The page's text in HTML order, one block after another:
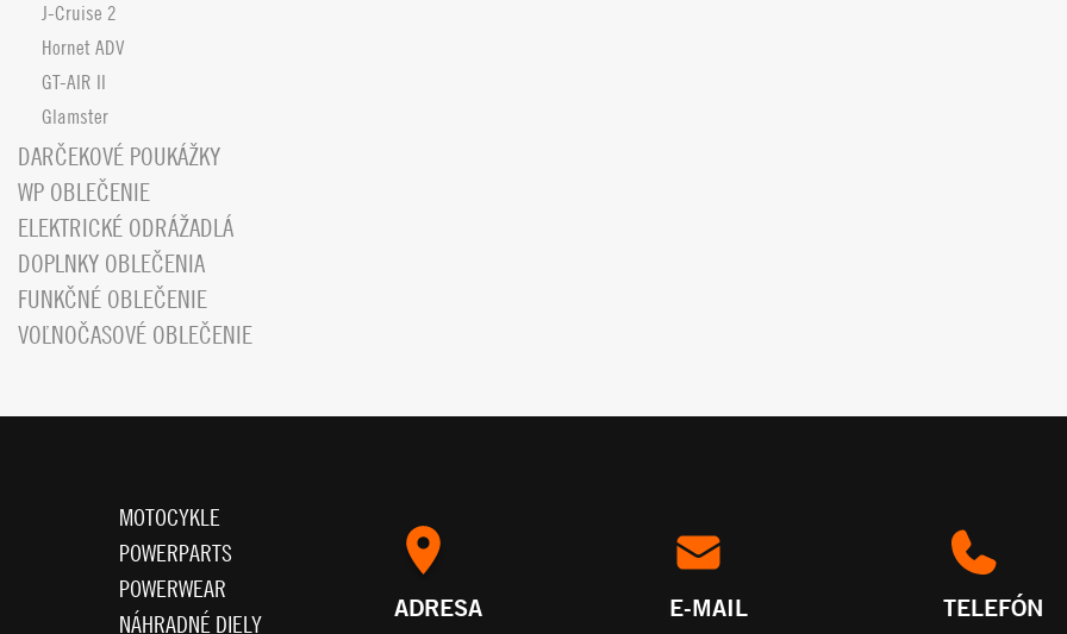
J-Cruise 2
Hornet ADV
GT-AIR II
Glamster
DARČEKOVÉ POUKÁŽKY
WP OBLEČENIE
ELEKTRICKÉ ODRÁŽADLÁ
DOPLNKY OBLEČENIA
FUNKČNÉ OBLEČENIE
VOĽNOČASOVÉ OBLEČENIE
MOTOCYKLE
POWERPARTS
POWERWEAR
NÁHRADNÉ DIELY
ADRESA E-MAIL TELEFÓN